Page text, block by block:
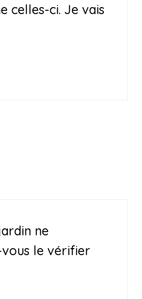
celles-ci. Je vais
ne
le vérifier